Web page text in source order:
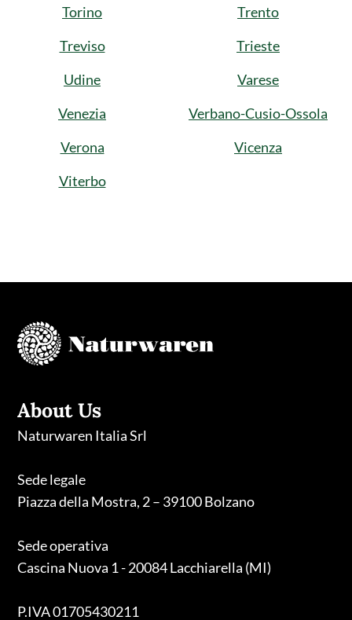
Torino
Trento
Treviso
Trieste
Udine
Varese
Venezia
Verbano-Cusio-Ossola
Verona
Vicenza
Viterbo
About Us
Naturwaren Italia Srl
Sede legale
Piazza della Mostra, 2 – 39100 Bolzano
Sede operativa
Cascina Nuova 1 - 20084 Lacchiarella (MI)
P.IVA 01705430211